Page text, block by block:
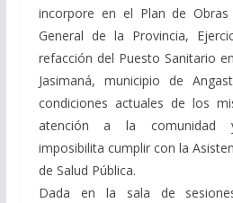
incorpore en el Plan de Obras
General de la Provincia,
refacción del Puesto Sanitario
Jasimaná, municipio de
condiciones actuales de los
atención a la comunidad y
imposibilita cumplir con la
de Salud Pública.
Dada en la sala de